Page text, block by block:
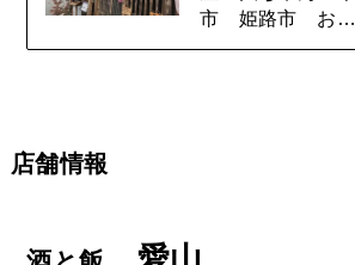
市 姫路市 お…
店舗情報